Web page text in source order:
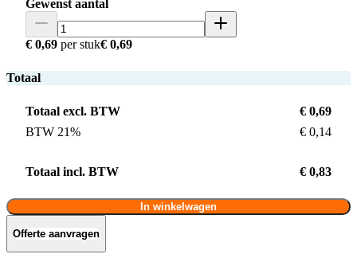
Gewenst aantal
€ 0,69 per stuk€ 0,69
Totaal
Totaal excl. BTW
€ 0,69
BTW 21%
€ 0,14
Totaal incl. BTW € 0,83
In winkelwagen
Offerte aanvragen